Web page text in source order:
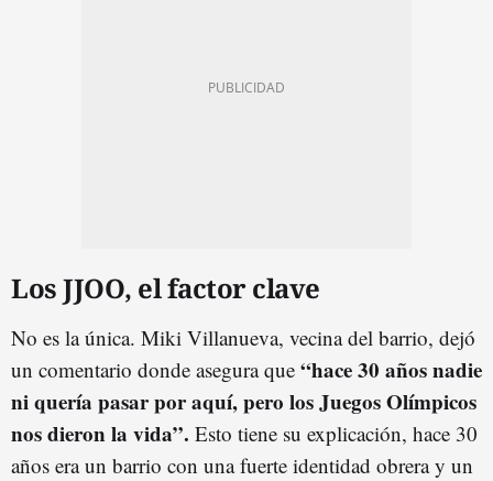
Los JJOO, el factor clave
No es la única. Miki Villanueva, vecina del barrio, dejó
un comentario donde asegura que “hace 30 años nadie
ni quería pasar por aquí, pero los Juegos Olímpicos
nos dieron la vida”. Esto tiene su explicación, hace 30
años era un barrio con una fuerte identidad obrera y un